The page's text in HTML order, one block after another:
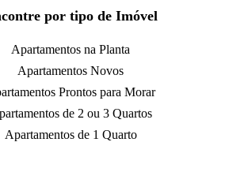
por tipo de Imóvel
Apartamentos na Planta
Apartamentos Novos
Prontos para Morar
de 2 ou 3 Quartos
Apartamentos de 1 Quarto